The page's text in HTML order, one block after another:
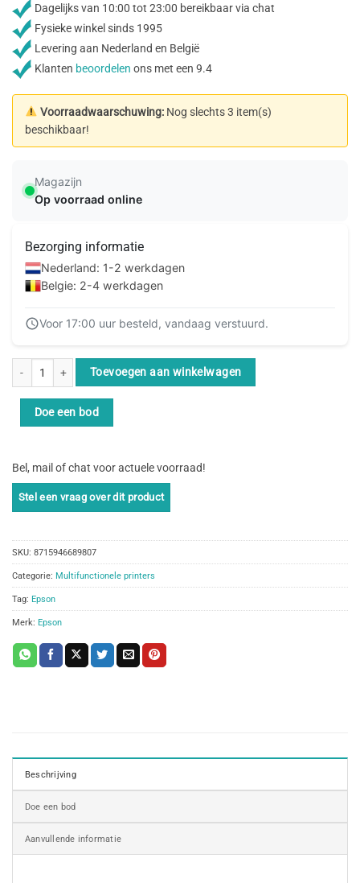
Dagelijks van 10:00 tot 23:00 bereikbaar via chat
Fysieke winkel sinds 1995
Levering aan Nederland en België
Klanten beoordelen ons met een 9.4
Voorraadwaarschuwing: Nog slechts 3 item(s)
beschikbaar!
Magazijn
Op voorraad online
Bezorging informatie
Nederland: 1-2 werkdagen
Belgie: 2-4 werkdagen
Voor 17:00 uur besteld, vandaag verstuurd.
Epson EcoTank ET-5170 aantal
Toevoegen aan winkelwagen
Doe een bod
Bel, mail of chat voor actuele voorraad!
SKU: 8715946689807
Categorie: Multifunctionele printers
Tag: Epson
Merk: Epson
Beschrijving
Doe een bod
Aanvullende informatie